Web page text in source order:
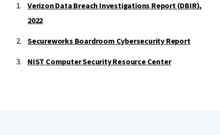
Verizon Data Breach Investigations Report (DBIR),
2022
Secureworks Boardroom Cybersecurity Report
NIST Computer Security Resource Center